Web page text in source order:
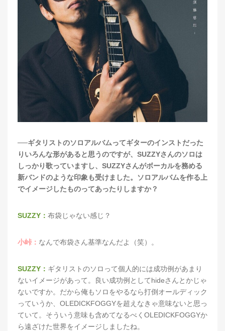
──ギタリストのソロアルバムってギターのインストだった
りいろんな形があると思うのですが、SUZZYさんのソロは
しっかり歌っていますし、SUZZYさんがボーカルを務める
新バンドのような印象も受けました。ソロアルバムを作る上
でイメージしたものってあったりしますか？
SUZZY： 布袋じゃない感じ？
小峠： なんで布袋さん基準なんだよ（笑）。
SUZZY： ギタリストのソロって個人的には成功例があまり
ないイメージがあって。良い成功例としてhideさんとかじゃ
ないですか。だから俺もソロをやるなら打倒オールディック
っていうか、OLEDICKFOGGYを超えなきゃ意味ないと思っ
ていて。そういう意味も含めてなるべくOLEDICKFOGGYか
ら遠ざけた世界をイメージしましたね。